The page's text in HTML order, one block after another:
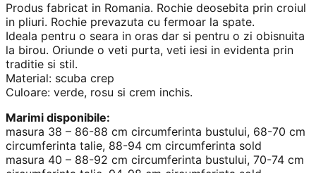
Produs fabricat in Romania. Rochie deosebita prin croiul
in pliuri. Rochie prevazuta cu fermoar la spate.
Ideala pentru o seara in oras dar si pentru o zi obisnuita
la birou. Oriunde o veti purta, veti iesi in evidenta prin
traditie si stil.
Material: scuba crep
Culoare: verde, rosu si crem inchis.
Marimi disponibile:
masura 38 – 86-88 cm circumferinta bustului, 68-70 cm
circumferinta talie, 88-94 cm circumferinta sold
masura 40 – 88-92 cm circumferinta bustului, 70-74 cm